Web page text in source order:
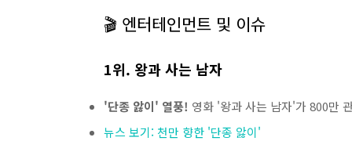
🎬 엔터테인먼트 및 이슈
1위. 왕과 사는 남자
'단종 앓이' 열풍! 영화 '왕과 사는 남자'가 800만
뉴스 보기: 천만 향한 '단종 앓이'